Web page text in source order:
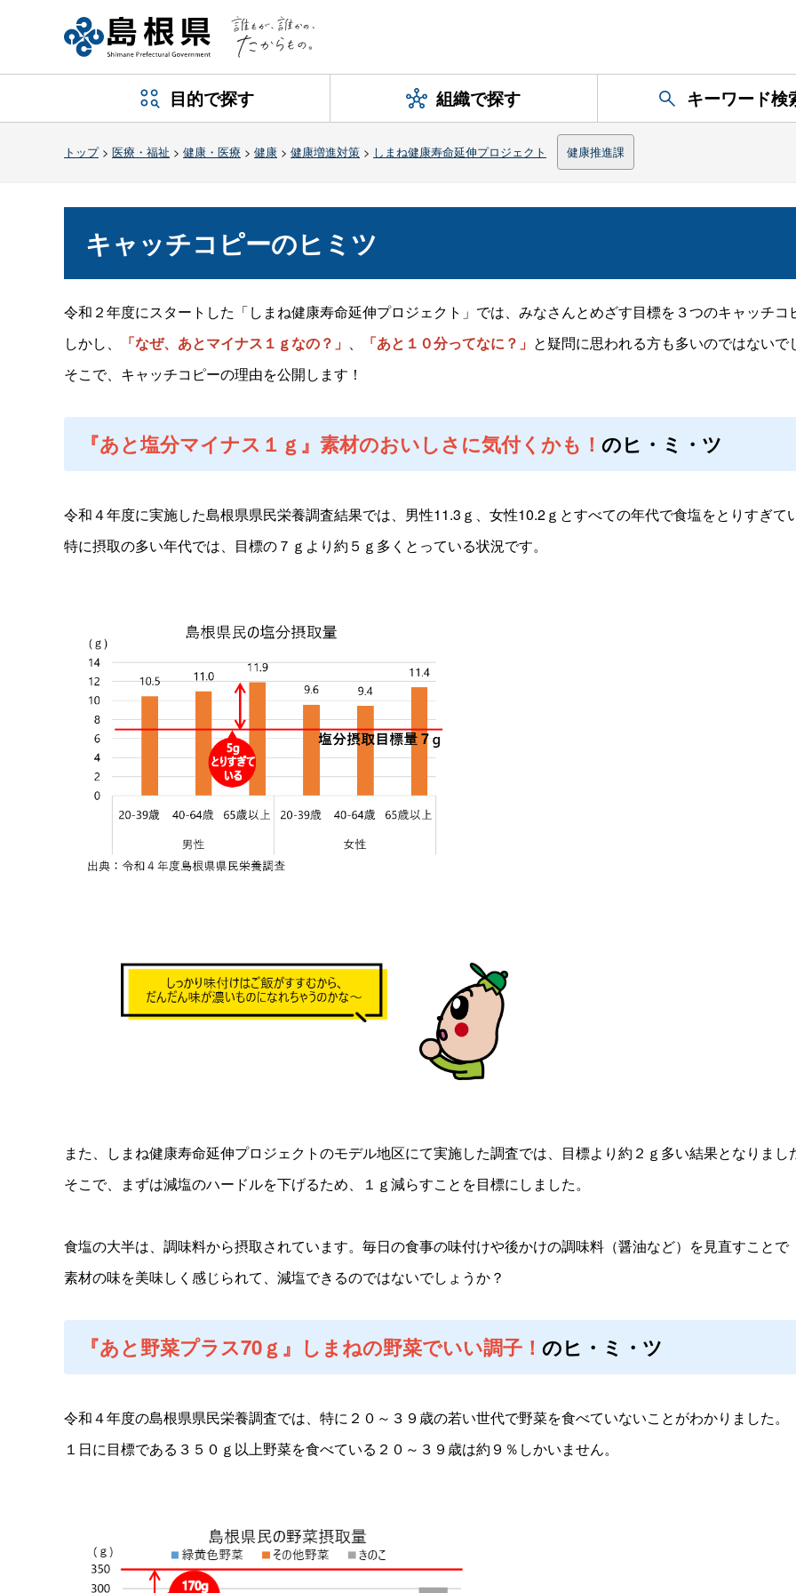
目的で探す 組織で探す キーワード検
トップ> 医療・福祉 > 健康・医療 > 健康 > 健康増進対策 > しまね健康寿命延伸プロジェクト 健康推進課
キャッチコピーのヒミツ
令和２年度にスタートした「しまね健康寿命延伸プロジェクト」では、みなさんとめざす目標を３つのキャッチ
しかし、
「なぜ、あとマイナス１ｇなの？」 、 「あと１０分ってなに？」 と疑問に思われる方も多いのではないで
そこで、キャッチコピーの理由を公開します！
『あと塩分マイナス１ｇ』素材のおいしさに気付くかも！ のヒ・ミ・ツ
令和４年度に実施した島根県県民栄養調査結果では、男性11.3ｇ、女性10.2ｇとすべての年代で食塩をとりすぎて
特に摂取の多い年代では、目標の７ｇより約５ｇ多くとっている状況です。
また、しまね健康寿命延伸プロジェクトのモデル地区にて実施した調査では、目標より約２ｇ多い結果となりまし
そこで、まずは減塩のハードルを下げるため、１ｇ減らすことを目標にしました。
食塩の大半は、調味料から摂取されています。毎日の食事の味付けや後かけの調味料（醤油など）を見直すことで
素材の味を美味しく感じられて、減塩できるのではないでしょうか？
『あと野菜プラス70ｇ』しまねの野菜でいい調子！ のヒ・ミ・ツ
令和４年度の島根県県民栄養調査では、特に２０～３９歳の若い世代で野菜を食べていないことがわかりました。
１日に目標である３５０ｇ以上野菜を食べている２０～３９歳は約９％しかいません。